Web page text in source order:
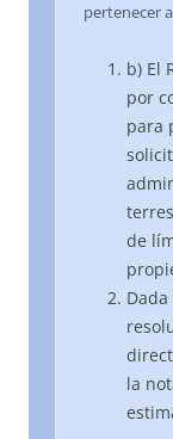
pertenecer
b) El
por
para
de
la